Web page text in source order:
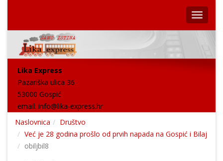
Lika Express
Pazariška ulica 36
53000 Gospić
email: info@lika-express.hr
Naslovnica
Društvo
Već je 28 godina prošlo od prvih napada na Gospić i Bilaj
obiljbil8